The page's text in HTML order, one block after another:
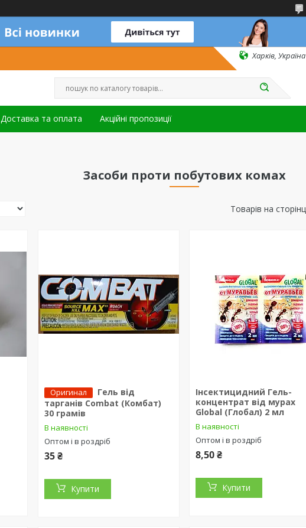
Харків, Україна
Доставка та оплата Акційні пропозиції
Засоби проти побутових комах
Оригинал
Гель від
тарганів Combat (Комбат)
30 грамів
В наявності
Оптом і в роздріб
35 ₴
Купити
Інсектицидний Гель-
концентрат від мурах
Global (Глобал) 2 мл
В наявності
Оптом і в роздріб
8,50 ₴
Купити